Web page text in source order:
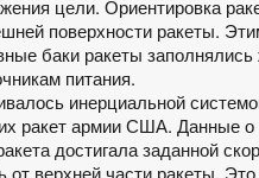
цели. Ориентировка
поверхности ракеты.
баки ракеты
питания.
инерциальной
ракет армии США. Данные
достигала заданной
от верхней части ракеты.